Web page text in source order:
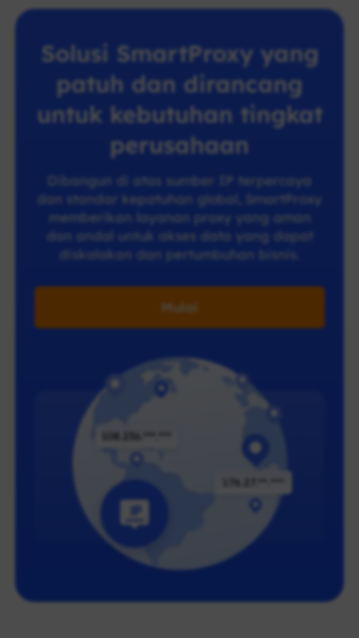
Solusi SmartProxy yang
patuh dan dirancang
untuk kebutuhan tingkat
perusahaan
Dibangun di atas sumber IP terpercaya
dan standar kepatuhan global, SmartProxy
memberikan layanan proxy yang aman
dan andal untuk akses data yang dapat
diskalakan dan pertumbuhan bisnis.
Mulai